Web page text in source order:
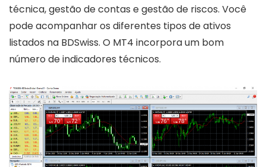
técnica, gestão de contas e gestão de riscos. Você
pode acompanhar os diferentes tipos de ativos
listados na BDSwiss. O MT4 incorpora um bom
número de indicadores técnicos.